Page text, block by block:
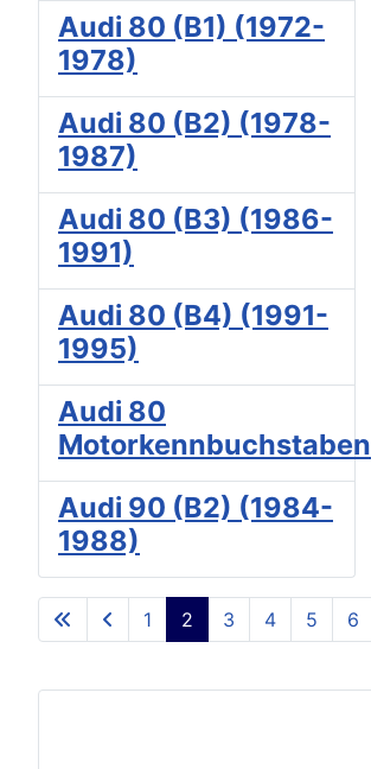
Audi 80 (B1) (1972-
1978)
Audi 80 (B2) (1978-
1987)
Audi 80 (B3) (1986-
1991)
Audi 80 (B4) (1991-
1995)
Audi 80
Motorkennbuchstaben
Audi 90 (B2) (1984-
1988)
1 2 3 4 5 6